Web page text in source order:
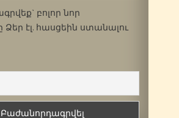
բոլոր նոր
Ձեր էլ. հասցեին ստանալու